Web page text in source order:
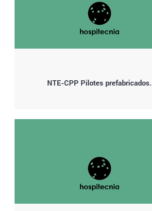
NTE-CPP Pilotes prefabricados.